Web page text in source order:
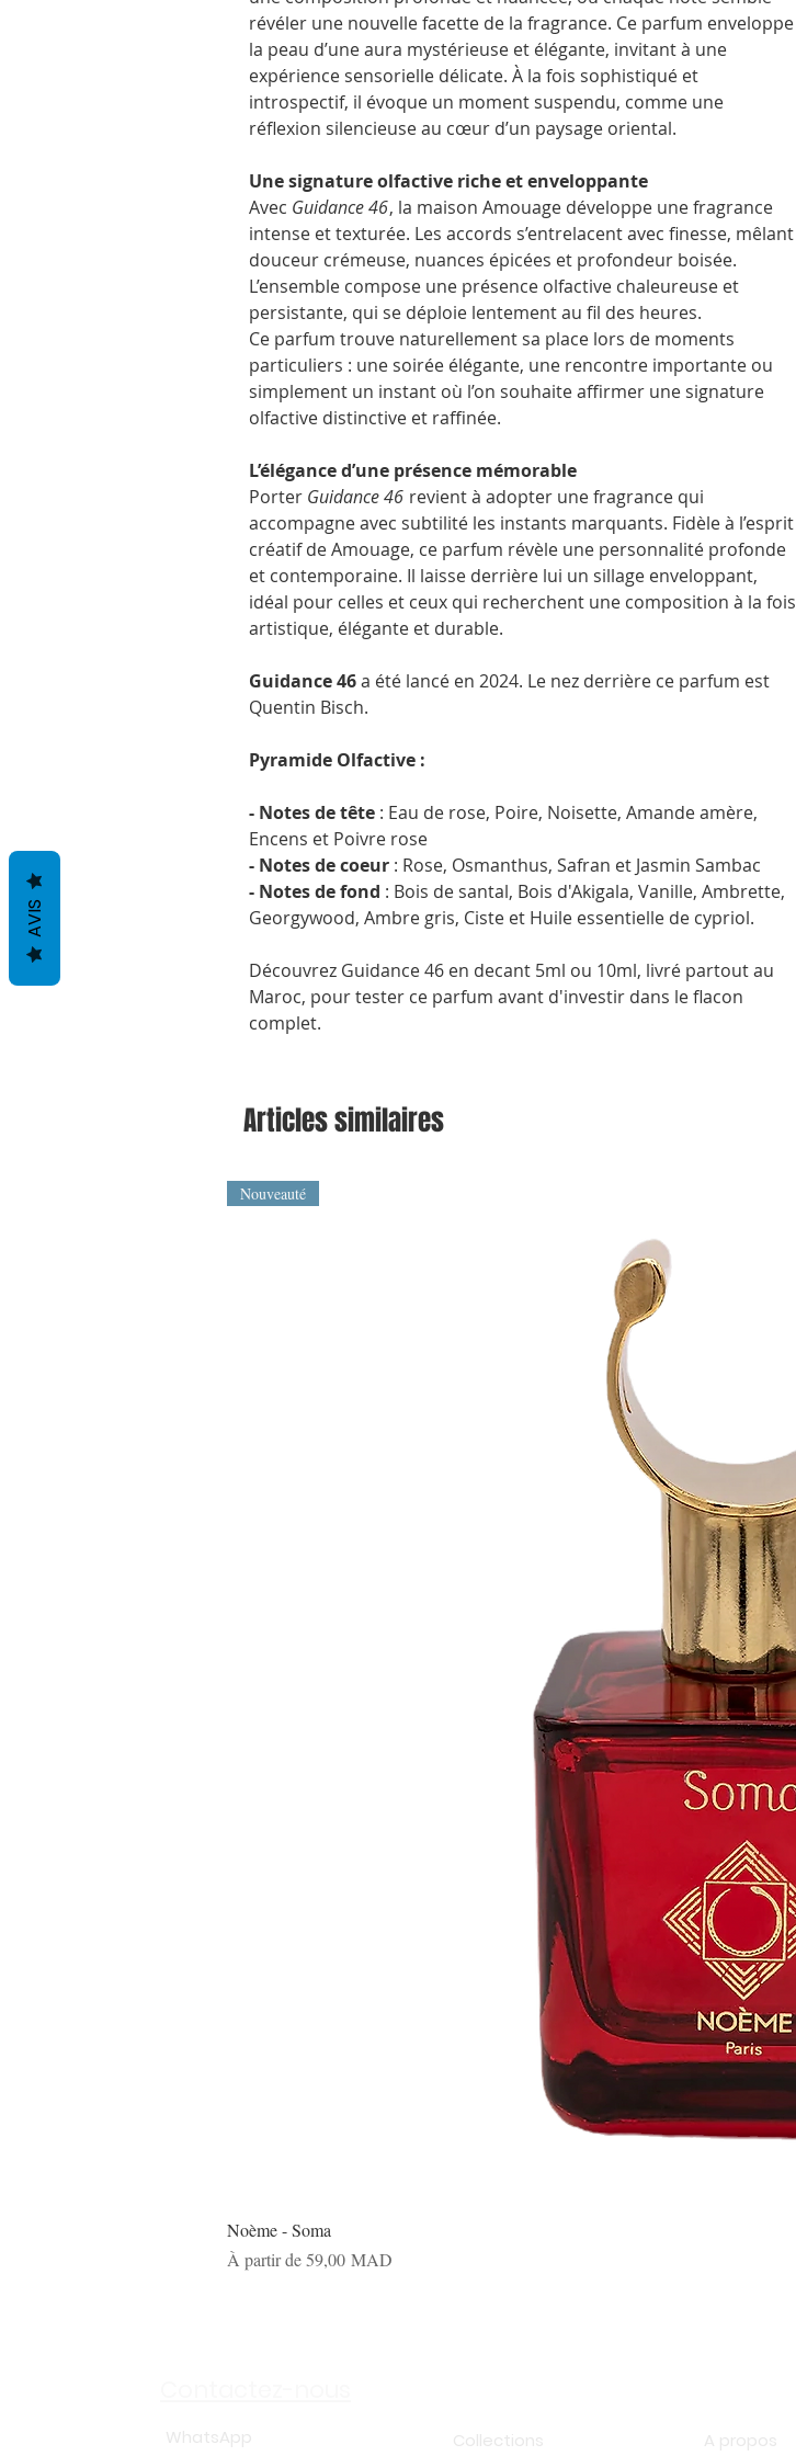
révéler une nouvelle facette de la fragrance. Ce parfum enveloppe
la peau d’une aura mystérieuse et élégante, invitant à une
expérience sensorielle délicate. À la fois sophistiqué et
introspectif, il évoque un moment suspendu, comme une
réflexion silencieuse au cœur d’un paysage oriental.
Une signature olfactive riche et enveloppante
Avec Guidance 46, la maison Amouage développe une fragrance
intense et texturée. Les accords s’entrelacent avec finesse, mêlant
douceur crémeuse, nuances épicées et profondeur boisée.
L’ensemble compose une présence olfactive chaleureuse et
persistante, qui se déploie lentement au fil des heures.
Ce parfum trouve naturellement sa place lors de moments
particuliers : une soirée élégante, une rencontre importante ou
simplement un instant où l’on souhaite affirmer une signature
olfactive distinctive et raffinée.
L’élégance d’une présence mémorable
Porter Guidance 46 revient à adopter une fragrance qui
accompagne avec subtilité les instants marquants. Fidèle à l’esprit
créatif de Amouage, ce parfum révèle une personnalité profonde
et contemporaine. Il laisse derrière lui un sillage enveloppant,
idéal pour celles et ceux qui recherchent une composition à la fois
artistique, élégante et durable.
Guidance 46a été lancé en 2024. Le nez derrière ce parfum est
Quentin Bisch.
Pyramide Olfactive :
- Notes de tête : Eau de rose, Poire, Noisette, Amande amère,
Encens et Poivre rose
- Notes de coeur : Rose, Osmanthus, Safran et Jasmin Sambac
- Notes de fond : Bois de santal, Bois d'Akigala, Vanille, Ambrette,
Georgywood, Ambre gris, Ciste et Huile essentielle de cypriol.
Découvrez Guidance 46 en decant 5ml ou 10ml, livré partout au
Maroc, pour tester ce parfum avant d'investir dans le flacon
complet.
Articles similaires
Nouveauté
Noème - Soma
À partir de59,00 MAD
Prix promotionnel
AVIS